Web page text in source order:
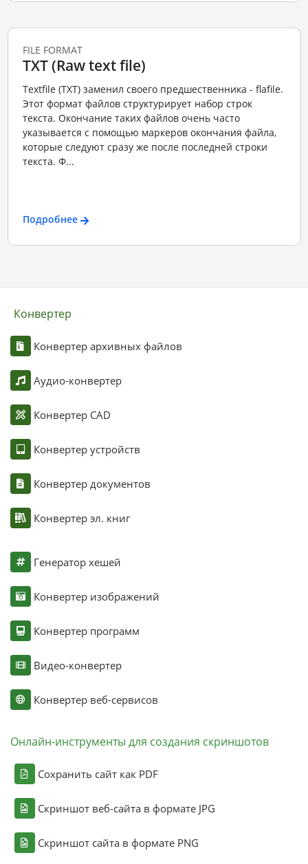
FILE FORMAT
TXT (Raw text file)
Textfile (TXT) заменил своего предшественника - flafile.
Этот формат файлов структурирует набор строк
текста. Окончание таких файлов очень часто
указывается с помощью маркеров окончания файла,
которые следуют сразу же после последней строки
текста. Ф...
Подробнее
Конвертер
Конвертер архивных файлов
Аудио-конвертер
Конвертер CAD
Конвертер устройств
Конвертер документов
Конвертер эл. книг
Генератор хешей
Конвертер изображений
Конвертер программ
Видео-конвертер
Конвертер веб-сервисов
Онлайн-инструменты для создания скриншотов
Сохранить сайт как PDF
Скриншот веб-сайта в формате JPG
Скриншот сайта в формате PNG